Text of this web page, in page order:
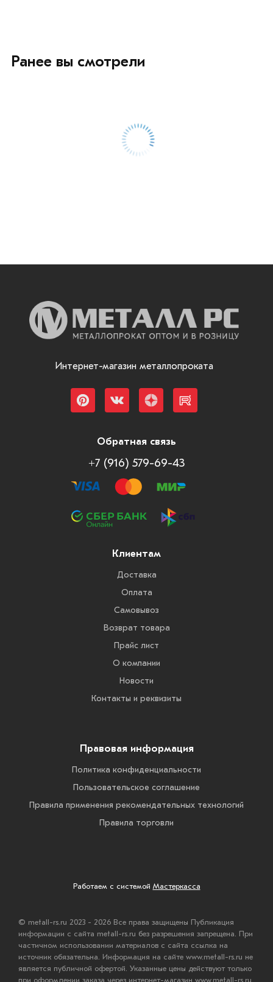
Ранее вы смотрели
Интернет-магазин металлопроката
Обратная связь
+7 (916) 579-69-43
Клиентам
Доставка
Оплата
Самовывоз
Возврат товара
Прайс лист
О компании
Новости
Контакты и реквизиты
Правовая информация
Политика конфиденциальности
Пользовательское соглашение
Правила применения рекомендательных технологий
Правила торговли
Работаем с системой Мастеркасса
© metall-rs.ru 2023 - 2026 Все права защищены Публикация
информации с сайта metall-rs.ru без разрешения запрещена. При
частичном использовании материалов с сайта ссылка на
источник обязательна. Информация на сайте www.metall-rs.ru не
является публичной офертой. Указанные цены действуют только
при оформлении заказа через интернет-магазин www.metall-rs.ru.